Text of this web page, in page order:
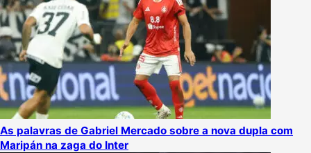
As palavras de Gabriel Mercado sobre a nova dupla com
Maripán na zaga do Inter